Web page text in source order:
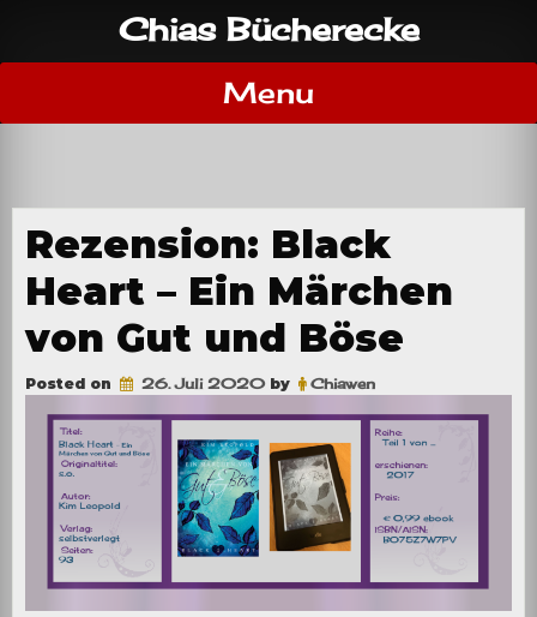
content
Chias Bücherecke
Menu
Rezension: Black
Heart – Ein Märchen
von Gut und Böse
Posted on 26. Juli 2020by Chiawen